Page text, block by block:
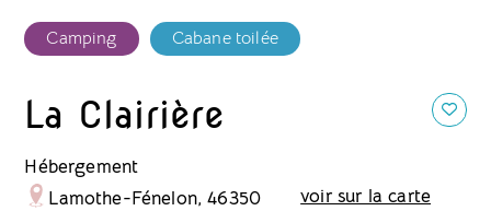
Camping Cabane toilée
La Clairière
Hébergement
Lamothe-Fénelon, 46350
voir sur la carte